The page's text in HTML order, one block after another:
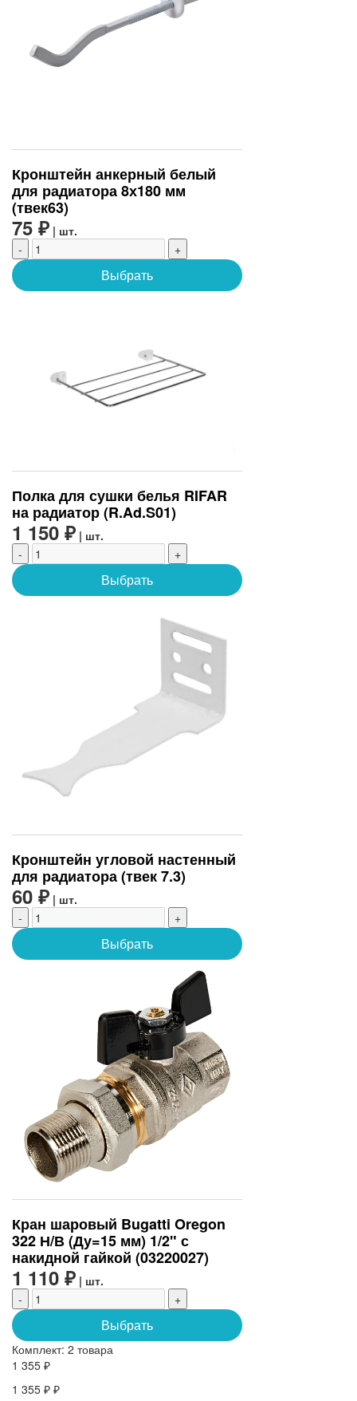
Кронштейн анкерный белый
для радиатора 8х180 мм
(твек63)
75 ₽ | шт.
-
+
Выбрать
Полка для сушки белья RIFAR
на радиатор (R.Ad.S01)
1 150 ₽ | шт.
-
+
Выбрать
Кронштейн угловой настенный
для радиатора (твек 7.3)
60 ₽ | шт.
-
+
Выбрать
Кран шаровый Bugatti Oregon
322 Н/В (Ду=15 мм) 1/2" с
накидной гайкой (03220027)
1 110 ₽ | шт.
-
+
Выбрать
Комплект: 2 товара
1 355 ₽
1 355 ₽ ₽